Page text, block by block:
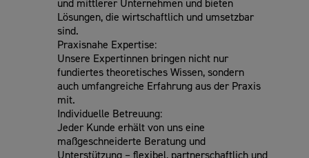
Lösungen, die wirtschaftlich und umsetzbar
sind.
Praxisnahe Expertise:
Unsere Expertinnen bringen nicht nur
fundiertes theoretisches Wissen, sondern
auch umfangreiche Erfahrung aus der Praxis
mit.
Individuelle Betreuung:
Jeder Kunde erhält von uns eine
maßgeschneiderte Beratung und
Unterstützung – flexibel, partnerschaftlich und